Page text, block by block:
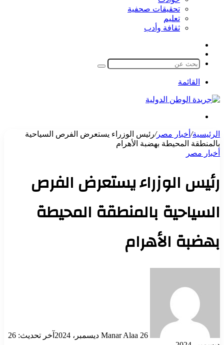
تحقيقات صحفية
تعليم
ثقافة وأدب
المظلم
بحث
القائمة
الرئيسية/ أخبار مصر/رئيس الوزراء يستعرض الفرص السياحية
بالمنطقة المحيطة بهضبة الأهرام
أخبار مصر
رئيس الوزراء يستعرض الفرص
السياحية بالمنطقة المحيطة
بهضبة الأهرام
Manar Alaa 26 ديسمبر، 2024
آخر تحديث: 26